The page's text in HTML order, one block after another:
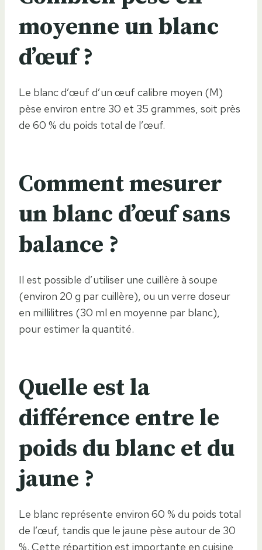
moyenne un blanc
d’œuf ?
Le blanc d’œuf d’un œuf calibre moyen (M)
pèse environ entre 30 et 35 grammes, soit près
de 60 % du poids total de l’œuf.
Comment mesurer
un blanc d’œuf sans
balance ?
Il est possible d’utiliser une cuillère à soupe
(environ 20 g par cuillère), ou un verre doseur
en millilitres (30 ml en moyenne par blanc),
pour estimer la quantité.
Quelle est la
différence entre le
poids du blanc et du
jaune ?
Le blanc représente environ 60 % du poids total
de l’œuf, tandis que le jaune pèse autour de 30
%. Cette répartition est importante en cuisine